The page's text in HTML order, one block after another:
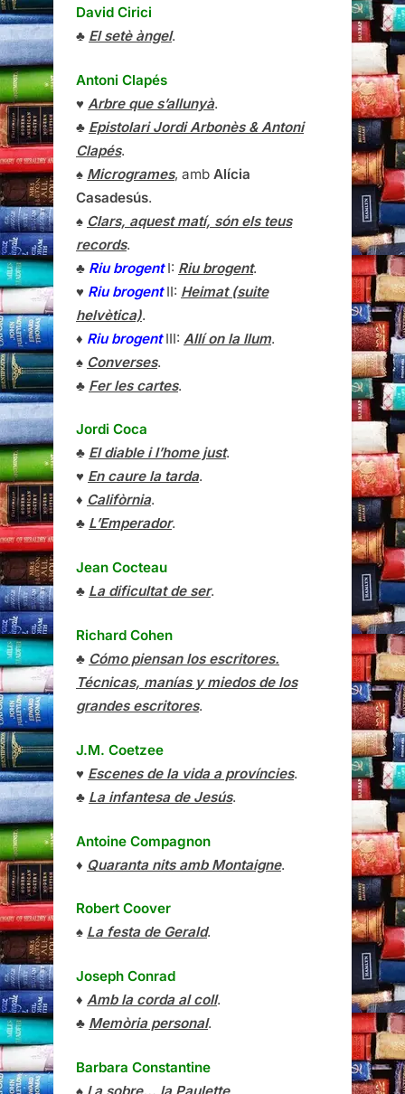
David Cirici
♣ El setè àngel.
Antoni Clapés
♥ Arbre que s’allunyà.
♣ Epistolari Jordi Arbonès & Antoni
Clapés.
♠ Microgrames, amb Alícia
Casadesús.
♠ Clars, aquest matí, són els teus
records.
♣ Riu brogentI: Riu brogent.
♥ Riu brogentII: Heimat (suite
helvètica).
♦ Riu brogentIII: Allí on la llum.
♠ Converses.
♣ Fer les cartes.
Jordi Coca
♣ El diable i l’home just.
♥ En caure la tarda.
♦ Califòrnia.
♣ L’Emperador.
Jean Cocteau
♣ La dificultat de ser.
Richard Cohen
♣ Cómo piensan los escritores.
Técnicas, manías y miedos de los
grandes escritores.
J.M. Coetzee
♥ Escenes de la vida a províncies.
♣ La infantesa de Jesús.
Antoine Compagnon
♦ Quaranta nits amb Montaigne.
Robert Coover
♠ La festa de Gerald.
Joseph Conrad
♦ Amb la corda al coll.
♣ Memòria personal.
Barbara Constantine